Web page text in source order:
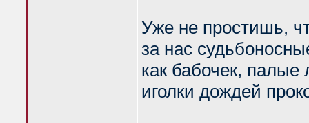
Уже не простишь,
за нас
как бабочек, палые
иголки дождей